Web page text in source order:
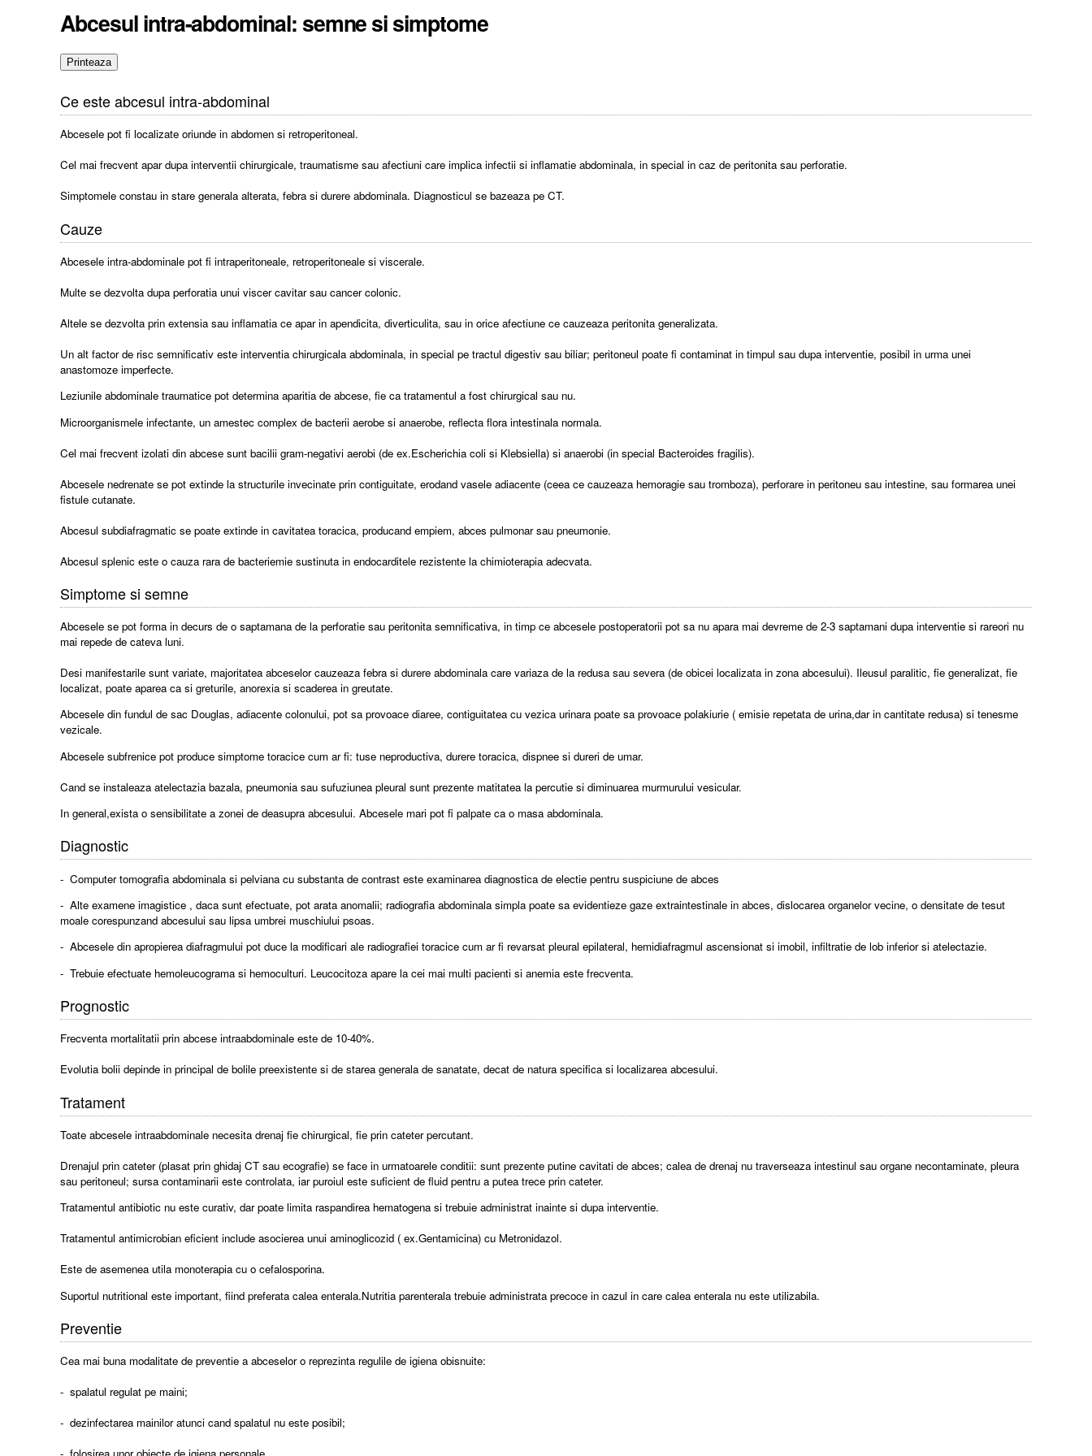
Abcesul intra-abdominal: semne si simptome
Ce este abcesul intra-abdominal
Abcesele pot fi localizate oriunde in abdomen si retroperitoneal.
Cel mai frecvent apar dupa interventii chirurgicale, traumatisme sau afectiuni care implica infectii si inflamatie abdominala, in special in caz de peritonita sau perforatie.
Simptomele constau in stare generala alterata, febra si durere abdominala. Diagnosticul se bazeaza pe CT.
Cauze
Abcesele intra-abdominale pot fi intraperitoneale, retroperitoneale si viscerale.
Multe se dezvolta dupa perforatia unui viscer cavitar sau cancer colonic.
Altele se dezvolta prin extensia sau inflamatia ce apar in apendicita, diverticulita, sau in orice afectiune ce cauzeaza peritonita generalizata.
Un alt factor de risc semnificativ este interventia chirurgicala abdominala, in special pe tractul digestiv sau biliar; peritoneul poate fi contaminat in timpul sau dupa interventie, posibil in urma unei
anastomoze imperfecte.
Leziunile abdominale traumatice pot determina aparitia de abcese, fie ca tratamentul a fost chirurgical sau nu.
Microorganismele infectante, un amestec complex de bacterii aerobe si anaerobe, reflecta flora intestinala normala.
Cel mai frecvent izolati din abcese sunt bacilii gram-negativi aerobi (de ex.Escherichia coli si Klebsiella) si anaerobi (in special Bacteroides fragilis).
Abcesele nedrenate se pot extinde la structurile invecinate prin contiguitate, erodand vasele adiacente (ceea ce cauzeaza hemoragie sau tromboza), perforare in peritoneu sau intestine, sau formarea unei
fistule cutanate.
Abcesul subdiafragmatic se poate extinde in cavitatea toracica, producand empiem, abces pulmonar sau pneumonie.
Abcesul splenic este o cauza rara de bacteriemie sustinuta in endocarditele rezistente la chimioterapia adecvata.
Simptome si semne
Abcesele se pot forma in decurs de o saptamana de la perforatie sau peritonita semnificativa, in timp ce abcesele postoperatorii pot sa nu apara mai devreme de 2-3 saptamani dupa interventie si rareori nu
mai repede de cateva luni.
Desi manifestarile sunt variate, majoritatea abceselor cauzeaza febra si durere abdominala care variaza de la redusa sau severa (de obicei localizata in zona abcesului). Ileusul paralitic, fie generalizat, fie
localizat, poate aparea ca si greturile, anorexia si scaderea in greutate.
Abcesele din fundul de sac Douglas, adiacente colonului, pot sa provoace diaree, contiguitatea cu vezica urinara poate sa provoace polakiurie ( emisie repetata de urina,dar in cantitate redusa) si tenesme
vezicale.
Abcesele subfrenice pot produce simptome toracice cum ar fi: tuse neproductiva, durere toracica, dispnee si dureri de umar.
Cand se instaleaza atelectazia bazala, pneumonia sau sufuziunea pleural sunt prezente matitatea la percutie si diminuarea murmurului vesicular.
In general,exista o sensibilitate a zonei de deasupra abcesului. Abcesele mari pot fi palpate ca o masa abdominala.
Diagnostic
- Computer tomografia abdominala si pelviana cu substanta de contrast este examinarea diagnostica de electie pentru suspiciune de abces
- Alte examene imagistice , daca sunt efectuate, pot arata anomalii; radiografia abdominala simpla poate sa evidentieze gaze extraintestinale in abces, dislocarea organelor vecine, o densitate de tesut
moale corespunzand abcesului sau lipsa umbrei muschiului psoas.
- Abcesele din apropierea diafragmului pot duce la modificari ale radiografiei toracice cum ar fi revarsat pleural epilateral, hemidiafragmul ascensionat si imobil, infiltratie de lob inferior si atelectazie.
- Trebuie efectuate hemoleucograma si hemoculturi. Leucocitoza apare la cei mai multi pacienti si anemia este frecventa.
Prognostic
Frecventa mortalitatii prin abcese intraabdominale este de 10-40%.
Evolutia bolii depinde in principal de bolile preexistente si de starea generala de sanatate, decat de natura specifica si localizarea abcesului.
Tratament
Toate abcesele intraabdominale necesita drenaj fie chirurgical, fie prin cateter percutant.
Drenajul prin cateter (plasat prin ghidaj CT sau ecografie) se face in urmatoarele conditii: sunt prezente putine cavitati de abces; calea de drenaj nu traverseaza intestinul sau organe necontaminate, pleura
sau peritoneul; sursa contaminarii este controlata, iar puroiul este suficient de fluid pentru a putea trece prin cateter.
Tratamentul antibiotic nu este curativ, dar poate limita raspandirea hematogena si trebuie administrat inainte si dupa interventie.
Tratamentul antimicrobian eficient include asocierea unui aminoglicozid ( ex.Gentamicina) cu Metronidazol.
Este de asemenea utila monoterapia cu o cefalosporina.
Suportul nutritional este important, fiind preferata calea enterala.Nutritia parenterala trebuie administrata precoce in cazul in care calea enterala nu este utilizabila.
Preventie
Cea mai buna modalitate de preventie a abceselor o reprezinta regulile de igiena obisnuite:
- spalatul regulat pe maini;
- dezinfectarea mainilor atunci cand spalatul nu este posibil;